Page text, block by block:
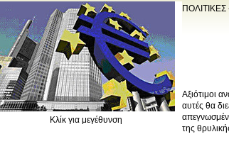
Κλίκ για μεγέθυνση
Αξιότιμοι
αυτές θα
της